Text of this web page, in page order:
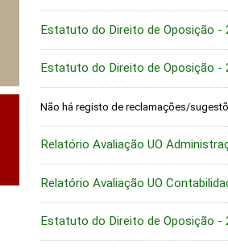
Estatuto do Direito de Oposição -
Estatuto do Direito de Oposição -
Não há registo de reclamações/
Relatório Avaliação UO
Relatório Avaliação UO
Estatuto do Direito de Oposição -